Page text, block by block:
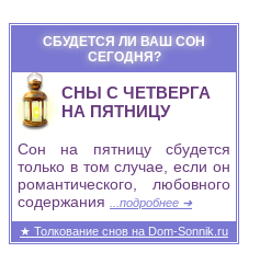
СБУДЕТСЯ ЛИ ВАШ СОН
СЕГОДНЯ?
СНЫ С ЧЕТВЕРГА
НА ПЯТНИЦУ
Сон на пятницу сбудется
только в том случае, если он
романтического, любовного
содержания
...подробнее ➜
★ Толкование снов на Dom-Sonnik.ru